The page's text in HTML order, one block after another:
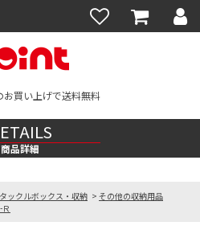
買い上げで送料無料
商品詳細
タックルボックス・収納 > その他の収納用品